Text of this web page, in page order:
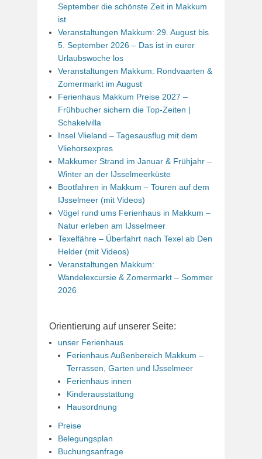
September die schönste Zeit in Makkum
ist
Veranstaltungen Makkum: 29. August bis
5. September 2026 – Das ist in eurer
Urlaubswoche los
Veranstaltungen Makkum: Rondvaarten &
Zomermarkt im August
Ferienhaus Makkum Preise 2027 –
Frühbucher sichern die Top-Zeiten |
Schakelvilla
Insel Vlieland – Tagesausflug mit dem
Vliehorsexpres
Makkumer Strand im Januar & Frühjahr –
Winter an der IJsselmeerküste
Bootfahren in Makkum – Touren auf dem
IJsselmeer (mit Videos)
Vögel rund ums Ferienhaus in Makkum –
Natur erleben am IJsselmeer
Texelfähre – Überfahrt nach Texel ab Den
Helder (mit Videos)
Veranstaltungen Makkum:
Wandelexcursie & Zomermarkt – Sommer
2026
Orientierung auf unserer Seite:
unser Ferienhaus
Ferienhaus Außenbereich Makkum –
Terrassen, Garten und IJsselmeer
Ferienhaus innen
Kinderausstattung
Hausordnung
Preise
Belegungsplan
Buchungsanfrage